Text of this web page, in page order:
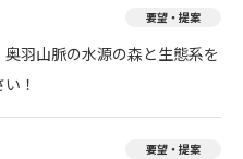
要望・提案
奥羽山脈の水源の森と生態系を
！
要望・提案